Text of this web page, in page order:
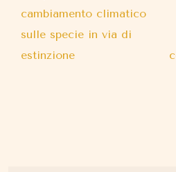
cambiamento climatico
sulle specie in via di
estinzione